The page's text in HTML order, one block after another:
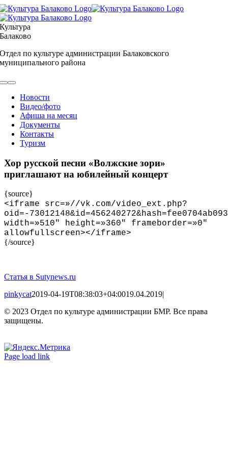
Skip
to
content
Культура
Балаково
Отдел по культуре администрации Балаковского
муниципального района
Toggle
NavigationНовости
Видео/фото
Афиша на месяц
Документы
Контакты
Туризм
Хор русской песни «Волжские зори»
приглашают на юбилейный концерт
{source}
<iframe src=»//vk.com/video_ext.php?
oid=-
width=»510″ height=»360″ frameborder=»0″
allowfullscreen></iframe>
{/source}
Статья в Sutynews.ru
pinkycat2019-04-19T08:38:03+04:0019.04.2019|
© 2023 Отдел по культуре администрации БМР. Все права
защищены.
Вконтакте
Одноклассники
Page load link